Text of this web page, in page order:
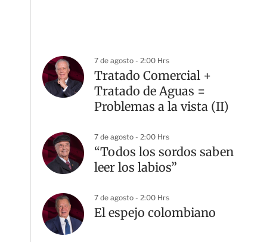
7 de agosto - 2:00 Hrs
Tratado Comercial +
Tratado de Aguas =
Problemas a la vista (II)
7 de agosto - 2:00 Hrs
“Todos los sordos saben
leer los labios”
7 de agosto - 2:00 Hrs
El espejo colombiano